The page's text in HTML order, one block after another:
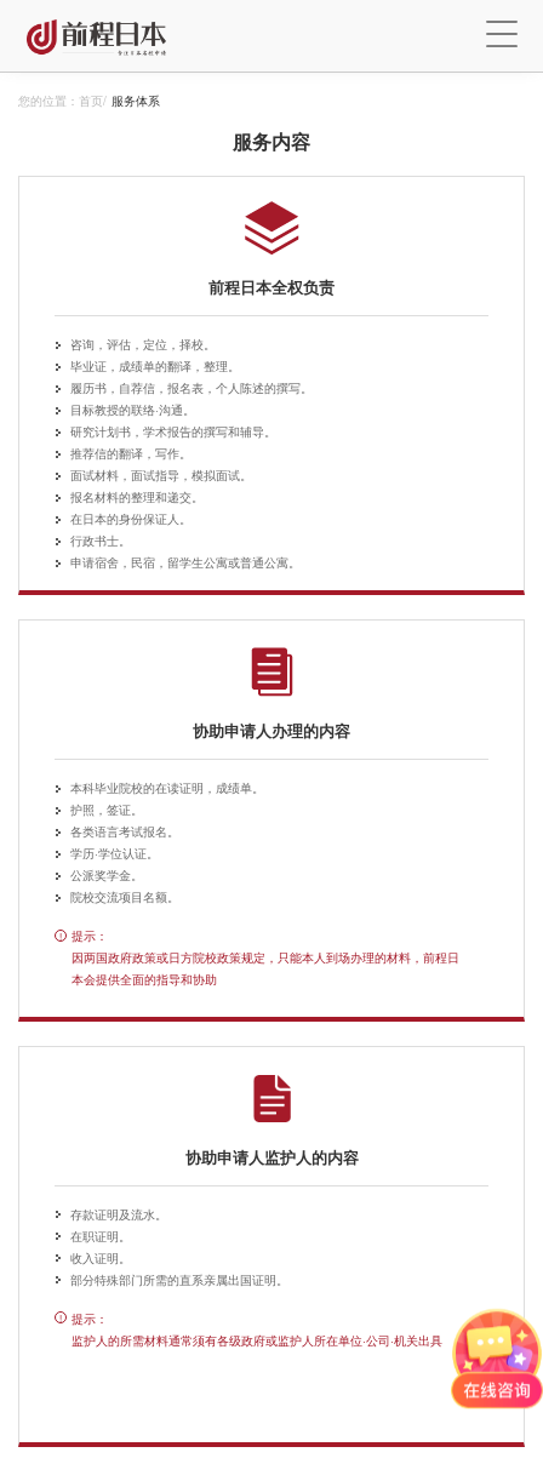
您的位置： 首页/ 服务体系
服务内容
前程日本全权负责
咨询，评估，定位，择校。
毕业证，成绩单的翻译，整理。
履历书，自荐信，报名表，个人陈述的撰写。
目标教授的联络·沟通。
研究计划书，学术报告的撰写和辅导。
推荐信的翻译，写作。
面试材料，面试指导，模拟面试。
报名材料的整理和递交。
在日本的身份保证人。
行政书士。
申请宿舍，民宿，留学生公寓或普通公寓。
协助申请人办理的内容
本科毕业院校的在读证明，成绩单。
护照，签证。
各类语言考试报名。
学历·学位认证。
公派奖学金。
院校交流项目名额。
!
提示：
因两国政府政策或日方院校政策规定，只能本人到场办理的材料，前程日
本会提供全面的指导和协助
协助申请人监护人的内容
存款证明及流水。
在职证明。
收入证明。
部分特殊部门所需的直系亲属出国证明。
!
提示：
监护人的所需材料通常须有各级政府或监护人所在单位·公司·机关出具